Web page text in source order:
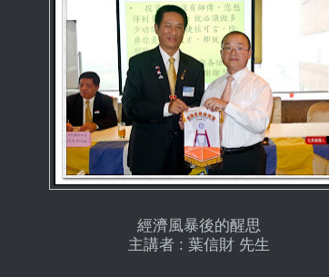
經濟風暴後的醒思
主講者 : 葉信財 先生